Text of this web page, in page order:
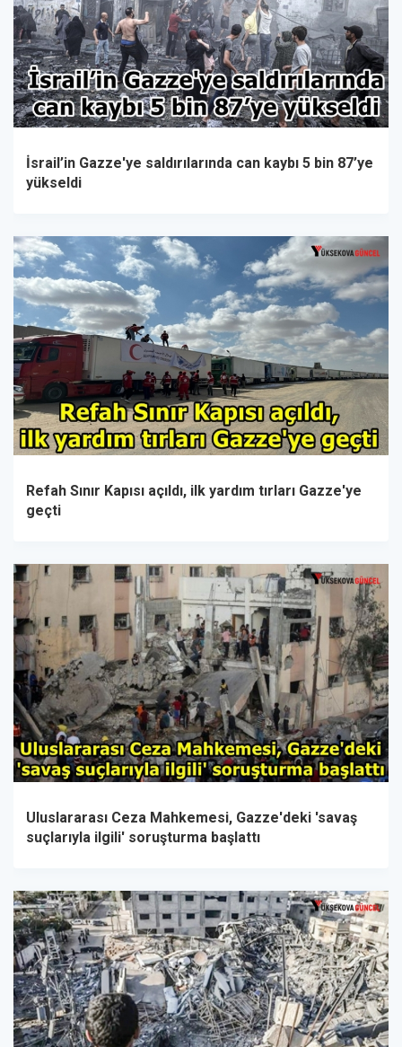
İsrail’in Gazze'ye saldırılarında can kaybı 5 bin 87’ye
yükseldi
Refah Sınır Kapısı açıldı, ilk yardım tırları Gazze'ye
geçti
Uluslararası Ceza Mahkemesi, Gazze'deki 'savaş
suçlarıyla ilgili' soruşturma başlattı